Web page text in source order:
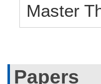
Master
Papers